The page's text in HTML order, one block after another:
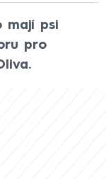
mají psi
pro